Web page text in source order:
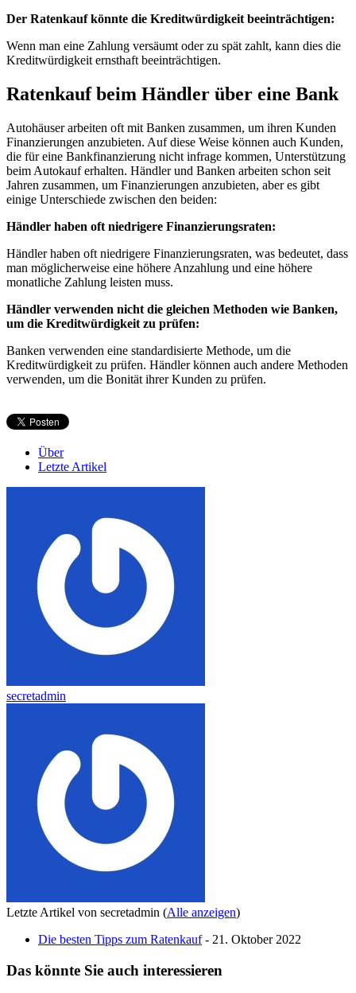
Der Ratenkauf könnte die Kreditwürdigkeit beeinträchtigen:
Wenn man eine Zahlung versäumt oder zu spät zahlt, kann dies die
Kreditwürdigkeit ernsthaft beeinträchtigen.
Ratenkauf beim Händler über eine Bank
Autohäuser arbeiten oft mit Banken zusammen, um ihren Kunden
Finanzierungen anzubieten. Auf diese Weise können auch Kunden,
die für eine Bankfinanzierung nicht infrage kommen, Unterstützung
beim Autokauf erhalten. Händler und Banken arbeiten schon seit
Jahren zusammen, um Finanzierungen anzubieten, aber es gibt
einige Unterschiede zwischen den beiden:
Händler haben oft niedrigere Finanzierungsraten:
Händler haben oft niedrigere Finanzierungsraten, was bedeutet, dass
man möglicherweise eine höhere Anzahlung und eine höhere
monatliche Zahlung leisten muss.
Händler verwenden nicht die gleichen Methoden wie Banken,
um die Kreditwürdigkeit zu prüfen:
Banken verwenden eine standardisierte Methode, um die
Kreditwürdigkeit zu prüfen. Händler können auch andere Methoden
verwenden, um die Bonität ihrer Kunden zu prüfen.
Über
Letzte Artikel
secretadmin
Letzte Artikel von secretadmin (Alle anzeigen)
Die besten Tipps zum Ratenkauf- 21. Oktober 2022
Das könnte Sie auch interessieren